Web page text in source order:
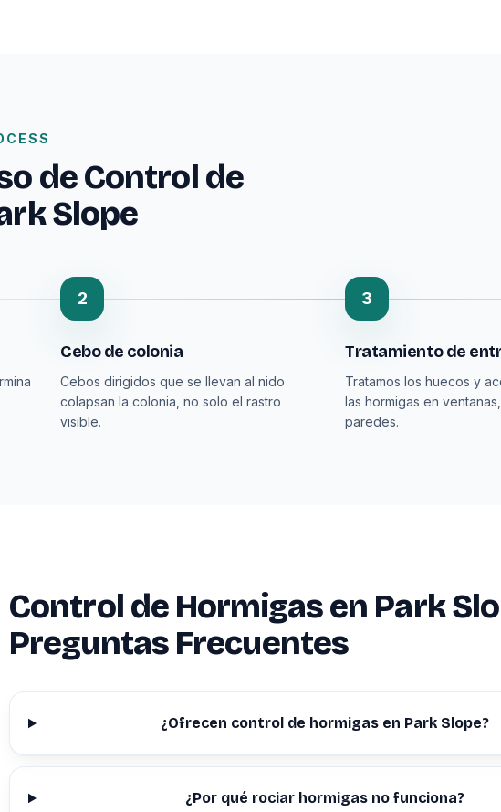
de Control de
Slope
2
Cebo de colonia
Cebos dirigidos que se llevan al nido
colapsan la colonia, no solo el rastro
visible.
3
Tratamiento de
Tratamos los huecos y
las hormigas en
paredes.
Control de Hormigas en Park
Preguntas Frecuentes
¿Ofrecen control de hormigas en Park Slope?
¿Por qué rociar hormigas no funciona?